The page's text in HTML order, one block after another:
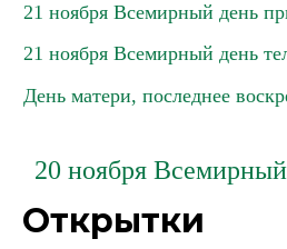
21 ноября Всемирный день
21 ноября Всемирный день
День матери, последнее
20 ноября
Открытки